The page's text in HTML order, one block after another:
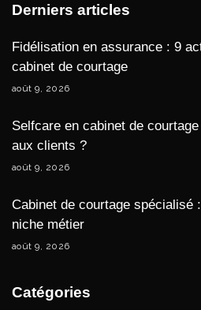
Derniers articles
Fidélisation en assurance : 9
cabinet de courtage
août 9, 2026
Selfcare en cabinet de
aux clients ?
août 9, 2026
Cabinet de courtage spécialisé
niche métier
août 9, 2026
Catégories